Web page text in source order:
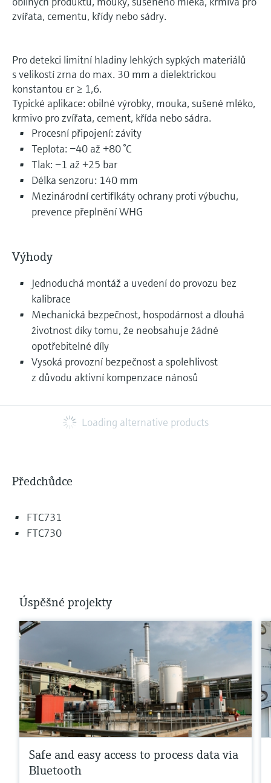
zvířata, cementu, křídy nebo sádry.
Pro detekci limitní hladiny lehkých sypkých materiálů
s velikostí zrna do max. 30 mm a dielektrickou
konstantou εr ≥ 1,6.
Typické aplikace: obilné výrobky, mouka, sušené mléko,
krmivo pro zvířata, cement, křída nebo sádra.
Procesní připojení: závity
Teplota: −40 až +80 °C
Tlak: −1 až +25 bar
Délka senzoru: 140 mm
Mezinárodní certifikáty ochrany proti výbuchu,
prevence přeplnění WHG
Výhody
Jednoduchá montáž a uvedení do provozu bez
kalibrace
Mechanická bezpečnost, hospodárnost a dlouhá
životnost díky tomu, že neobsahuje žádné
opotřebitelné díly
Vysoká provozní bezpečnost a spolehlivost
z důvodu aktivní kompenzace nánosů
Loading alternative products
Předchůdce
FTC731
FTC730
Úspěšné projekty
Safe and easy access to process data via
Bluetooth